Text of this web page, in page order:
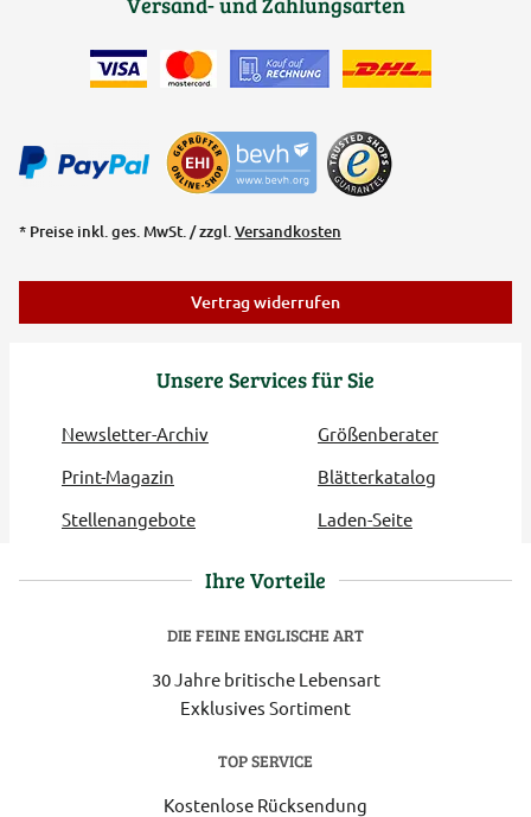
Unsere Services für Sie
Newsletter-Archiv
Größenberater
Print-Magazin
Blätterkatalog
Stellenangebote
Laden-Seite
* Preise inkl. ges. MwSt. / zzgl.Versandkosten
Vertrag widerrufen
Ihre Vorteile
DIE FEINE ENGLISCHE ART
30 Jahre britische Lebensart
Exklusives Sortiment
TOP SERVICE
Kostenlose Rücksendung